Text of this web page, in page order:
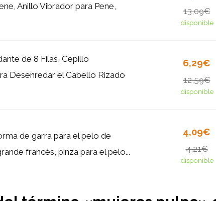
Anillo Vibrador para Pene,
13,09€
disponible
de 8 Filas, Cepillo
Desenredar el Cabello Rizado
6,29€
12,59€
disponible
de garra para el pelo de
francés, pinza para el pelo...
4,09€
4,21€
disponible